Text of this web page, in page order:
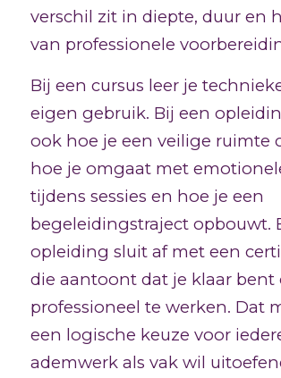
verschil zit in diepte, duur en
van professionele
Bij een cursus leer je
eigen gebruik. Bij een
ook hoe je een veilige ruimte
hoe je omgaat met
tijdens sessies en hoe je een
begeleidingstraject opbouwt.
opleiding sluit af met een
die aantoont dat je klaar bent
professioneel te werken. Dat
een logische keuze voor
ademwerk als vak wil